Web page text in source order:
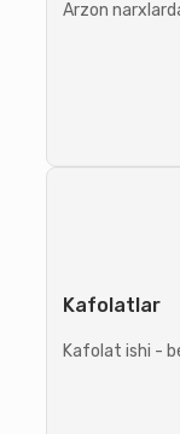
Arzon
Kafolatlar
Kafolat ishi -